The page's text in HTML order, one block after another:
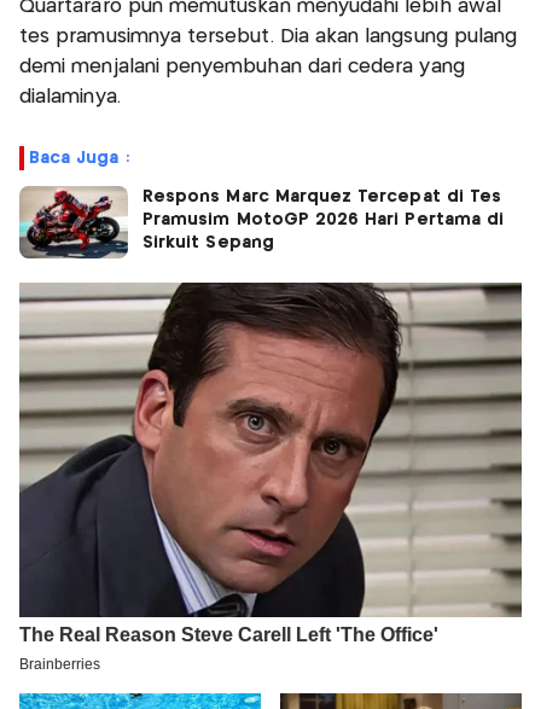
Quartararo pun memutuskan menyudahi lebih awal
tes pramusimnya tersebut. Dia akan langsung pulang
demi menjalani penyembuhan dari cedera yang
dialaminya.
Baca Juga :
Respons Marc Marquez Tercepat di Tes
Pramusim MotoGP 2026 Hari Pertama di
Sirkuit Sepang